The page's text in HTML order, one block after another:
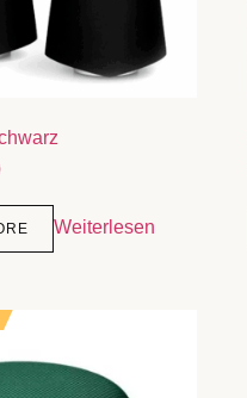
Weiterlesen